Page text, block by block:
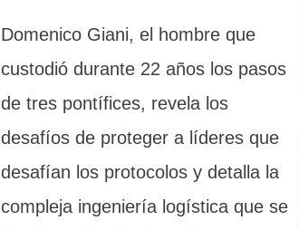
Domenico Giani, el hombre que
custodió durante 22 años los pasos
de tres pontífices, revela los
desafíos de proteger a líderes que
desafían los protocolos y detalla la
compleja ingeniería logística que se